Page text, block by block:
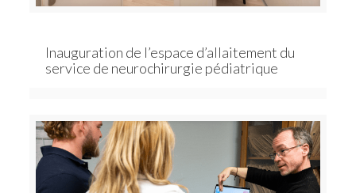
Inauguration de l’espace d’allaitement du
service de neurochirurgie pédiatrique